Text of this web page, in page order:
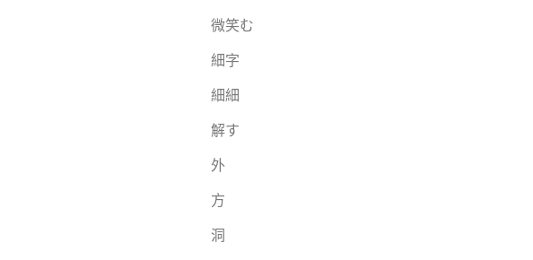
微笑む
細字
細細
解す
外
方
洞